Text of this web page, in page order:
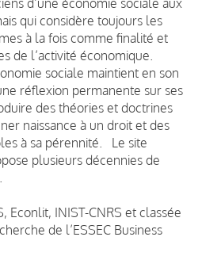
qui considère toujours les
à la fois comme finalité et
de l’activité économique.
sociale maintient en son
réflexion permanente sur ses
des théories et doctrines
naissance à un droit et des
à sa pérennité. Le site
plusieurs décennies de
Econlit, INIST-CNRS et classée
de l’ESSEC Business